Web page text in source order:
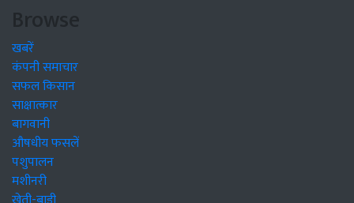
Browse
खबरें
कंपनी समाचार
सफल किसान
साक्षात्कार
बागवानी
औषधीय फसलें
पशुपालन
मशीनरी